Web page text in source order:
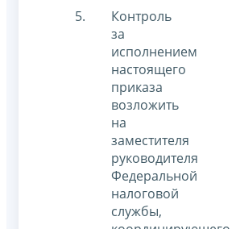
Контроль
за
исполнением
настоящего
приказа
возложить
на
заместителя
руководителя
Федеральной
налоговой
службы,